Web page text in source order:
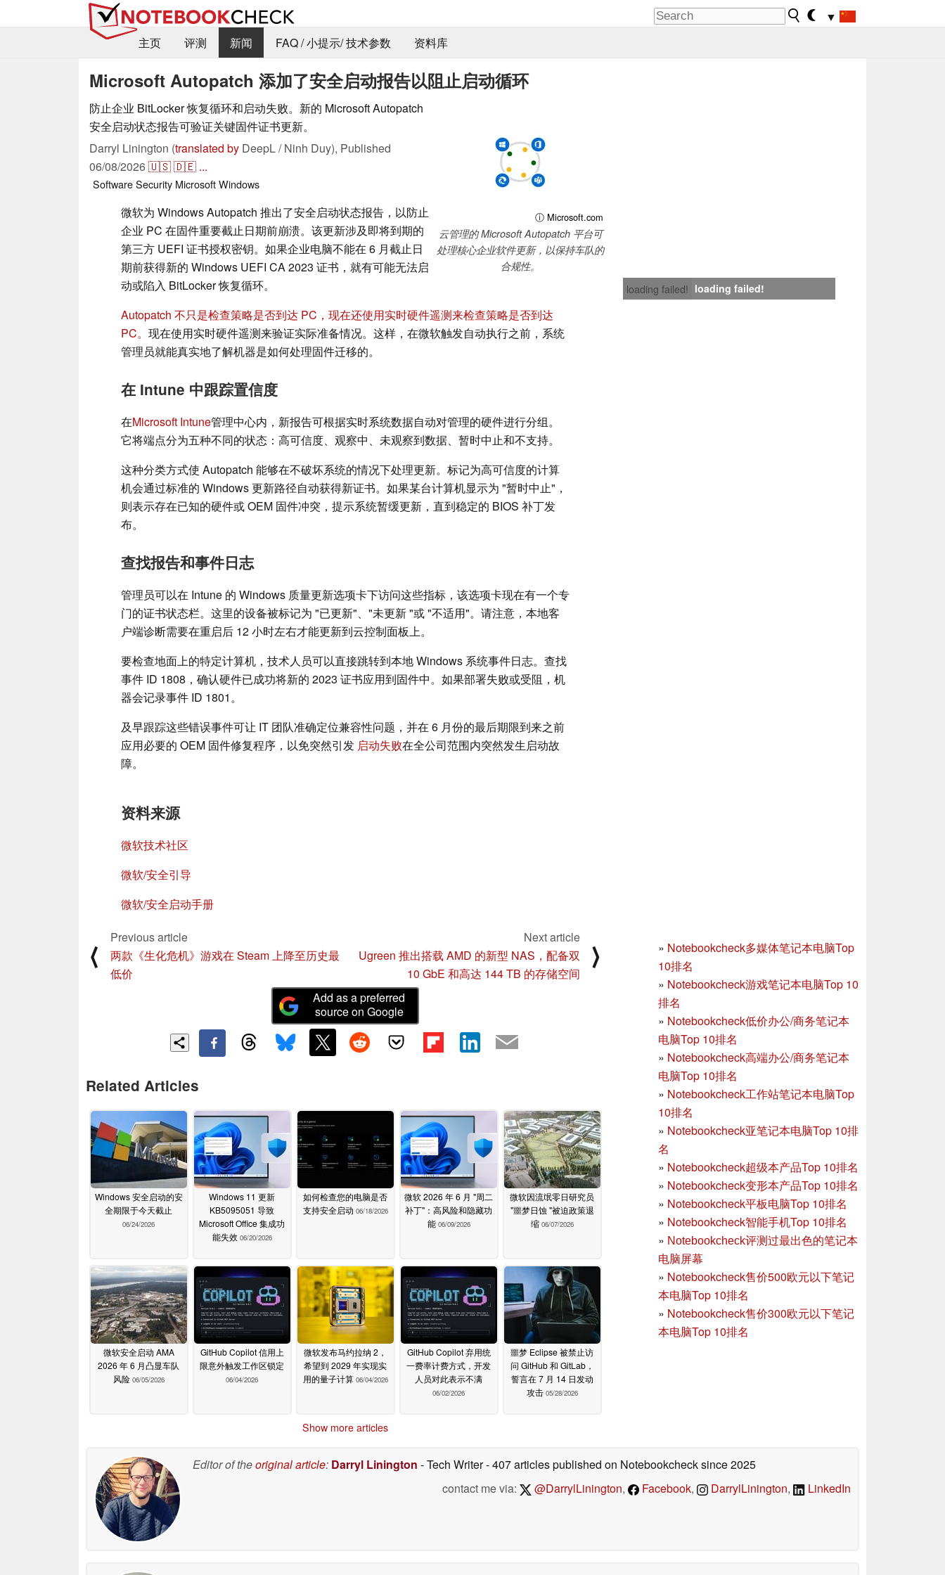
▼
主页
评测 新闻 FAQ / 小提示/ 技术参数 资料库
Microsoft Autopatch 添加了安全启动报告以阻止启动循环
ⓘ Microsoft.com
云管理的 Microsoft Autopatch 平台可
处理核心企业软件更新，以保持车队的
合规性。
防止企业 BitLocker 恢复循环和启动失败。新的 Microsoft Autopatch
安全启动状态报告可验证关键固件证书更新。
Darryl Linington (translated by DeepL / Ninh Duy), Published
06/08/2026🇺🇸🇩🇪 ...
SoftwareSecurity MicrosoftWindows
loading failed! loading failed!
微软为 Windows Autopatch 推出了安全启动状态报告，以防止
企业 PC 在固件重要截止日期前崩溃。该更新涉及即将到期的
第三方 UEFI 证书授权密钥。如果企业电脑不能在 6 月截止日
期前获得新的 Windows UEFI CA 2023 证书，就有可能无法启
动或陷入 BitLocker 恢复循环。
Autopatch 不只是检查策略是否到达 PC，现在还使用实时硬件遥测来检查策略是否到达
PC。 现在使用实时硬件遥测来验证实际准备情况。这样，在微软触发自动执行之前，系统
管理员就能真实地了解机器是如何处理固件迁移的。
在 Intune 中跟踪置信度
在Microsoft Intune管理中心内，新报告可根据实时系统数据自动对管理的硬件进行分组。
它将端点分为五种不同的状态：高可信度、观察中、未观察到数据、暂时中止和不支持。
这种分类方式使 Autopatch 能够在不破坏系统的情况下处理更新。标记为高可信度的计算
机会通过标准的 Windows 更新路径自动获得新证书。如果某台计算机显示为 "暂时中止"，
则表示存在已知的硬件或 OEM 固件冲突，提示系统暂缓更新，直到稳定的 BIOS 补丁发
布。
查找报告和事件日志
管理员可以在 Intune 的 Windows 质量更新选项卡下访问这些指标，该选项卡现在有一个专
门的证书状态栏。这里的设备被标记为 "已更新"、"未更新 "或 "不适用"。请注意，本地客
户端诊断需要在重启后 12 小时左右才能更新到云控制面板上。
要检查地面上的特定计算机，技术人员可以直接跳转到本地 Windows 系统事件日志。查找
事件 ID 1808，确认硬件已成功将新的 2023 证书应用到固件中。如果部署失败或受阻，机
器会记录事件 ID 1801。
及早跟踪这些错误事件可让 IT 团队准确定位兼容性问题，并在 6 月份的最后期限到来之前
应用必要的 OEM 固件修复程序，以免突然引发 启动失败在全公司范围内突然发生启动故
障。
资料来源
微软技术社区
微软/安全引导
微软/安全启动手册
» Notebookcheck多媒体笔记本电脑Top
10排名
» Notebookcheck游戏笔记本电脑Top 10
排名
» Notebookcheck低价办公/商务笔记本
电脑Top 10排名
» Notebookcheck高端办公/商务笔记本
电脑Top 10排名
» Notebookcheck工作站笔记本电脑Top
10排名
» Notebookcheck亚笔记本电脑Top 10排
名
» Notebookcheck超级本产品Top 10排名
» Notebookcheck变形本产品Top 10排名
» Notebookcheck平板电脑Top 10排名
» Notebookcheck智能手机Top 10排名
» Notebookcheck评测过最出色的笔记本
电脑屏幕
» Notebookcheck售价500欧元以下笔记
本电脑Top 10排名
» Notebookcheck售价300欧元以下笔记
本电脑Top 10排名
⟨
Previous article
两款《生化危机》游戏在 Steam 上降至历史最
低价
Next article
Ugreen 推出搭载 AMD 的新型 NAS，配备双
10 GbE 和高达 144 TB 的存储空间
⟩
Add as a preferred
source on Google
Related Articles
Windows 安全启动的安
全期限于今天截止
06/24/2026
Windows 11 更新
KB5095051 导致
Microsoft Office 集成功
能失效 06/20/2026
如何检查您的电脑是否
支持安全启动 06/18/2026
微软 2026 年 6 月 "周二
补丁"：高风险和隐藏功
能 06/09/2026
微软因流氓零日研究员
"噩梦日蚀 "被迫政策退
缩 06/07/2026
微软安全启动 AMA
2026 年 6 月凸显车队
风险 06/05/2026
GitHub Copilot 信用上
限意外触发工作区锁定
06/04/2026
微软发布马约拉纳 2，
希望到 2029 年实现实
用的量子计算 06/04/2026
GitHub Copilot 弃用统
一费率计费方式，开发
人员对此表示不满
06/02/2026
噩梦 Eclipse 被禁止访
问 GitHub 和 GitLab，
誓言在 7 月 14 日发动
攻击 05/28/2026
Show more articles
Editor of theoriginal article: Darryl Linington - Tech Writer- 407 articles published on Notebookchecksince 2025
contact me via:
@DarrylLinington, Facebook, DarrylLinington, LinkedIn